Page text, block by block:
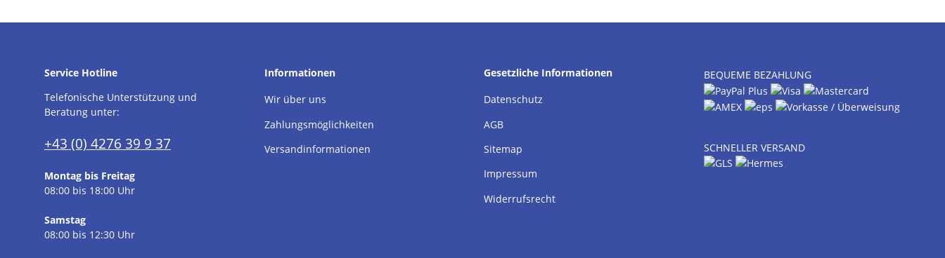
Service Hotline
Telefonische Unterstützung und
Beratung unter:
+43 (0) 4276 39 9 37
Montag bis Freitag
08:00 bis 18:00 Uhr
Samstag
08:00 bis 12:30 Uhr
Informationen
Wir über uns
Zahlungsmöglichkeiten
Versandinformationen
Gesetzliche Informationen
Datenschutz
AGB
Sitemap
Impressum
Widerrufsrecht
BEQUEME BEZAHLUNG
SCHNELLER VERSAND